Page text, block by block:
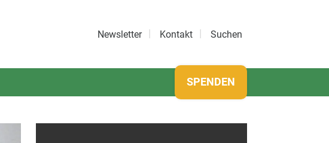
Newsletter Kontakt Suchen
SPENDEN